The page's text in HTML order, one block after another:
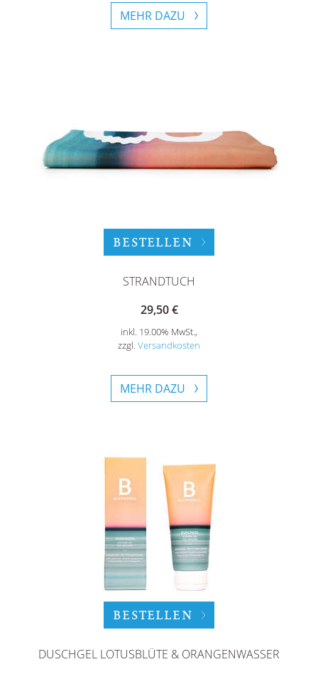
MEHR DAZU
BESTELLEN
STRANDTUCH
29,50 €
inkl. 19.00% MwSt.,
zzgl. Versandkosten
MEHR DAZU
BESTELLEN
DUSCHGEL LOTUSBLÜTE & ORANGENWASSER